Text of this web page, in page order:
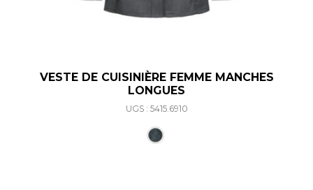
VESTE DE CUISINIÈRE FEMME MANCHES
LONGUES
UGS : 5415.6910